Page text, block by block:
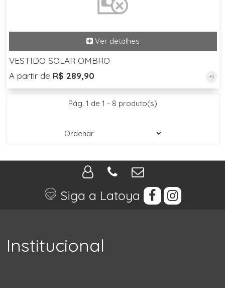
VESTIDO SOLAR OMBRO
A partir de R$ 289,90 +5
Pág. 1 de 1 - 8 produto(s)
Siga a Latoya
Institucional